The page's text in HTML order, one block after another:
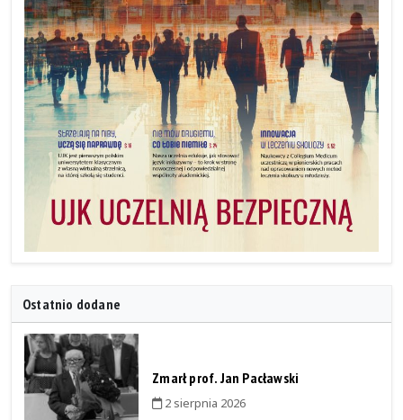
Ostatnio dodane
Zmarł prof. Jan Pacławski
2 sierpnia 2026